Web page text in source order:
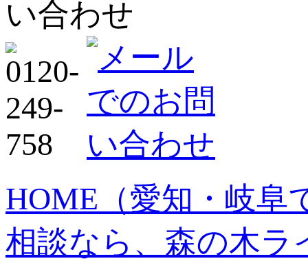
HOME （愛知・岐
相談なら、森の木ラ